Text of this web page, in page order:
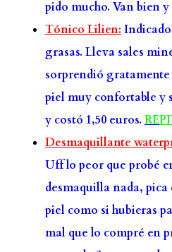
pido mucho. Van bien y
Tónico Lilien:
grasas. Lleva sales
sorprendió
piel muy confortable y
y costó 1,50 euros. RE
Desmaquillante
Uff lo peor que probé
desmaquilla nada,
piel como si hubieras
mal que lo compré en